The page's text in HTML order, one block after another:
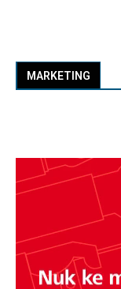
MARKETING